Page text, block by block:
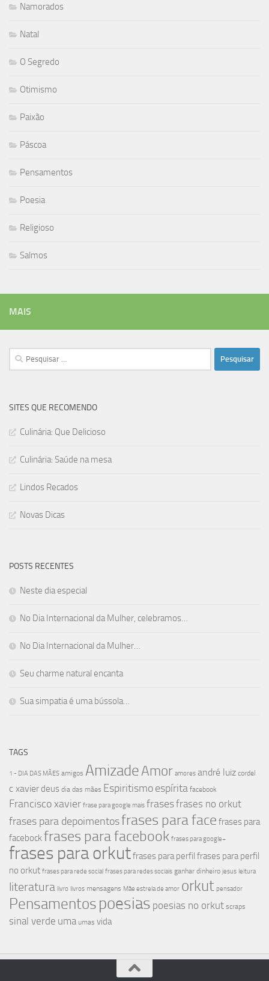
Namorados
Natal
O Segredo
Otimismo
Paixão
Páscoa
Pensamentos
Poesia
Religioso
Salmos
MAIS
Pesquisar
por:
SITES QUE RECOMENDO
Culinária: Que Delicioso
Culinária: Saúde na mesa
Lindos Recados
Novas Dicas
POSTS RECENTES
Neste dia especial
No Dia Internacional da Mulher, celebramos…
No Dia Internacional da Mulher…
Seu charme natural encanta
Sua simpatia é uma bússola…
TAGS
1 - DIA DAS MÃES amigos AmizadeAmor amores andré luiz cordel
c xavier deus dia das mães Espiritismoespírita facebook
Francisco xavier frase para google mais frasesfrases no orkut
frases para depoimentosfrases para face frases para
facebockfrases para facebook frases para google+
frases para orkutfrases para perfil frases para perfil
no orkut frases para rede social frases para redes sociais ganhar dinheiro jesus leitura
literatura livro livros mensagens Mãe estrela de amor orkut pensador
Pensamentospoesias poesias no orkut scraps
sinal verde uma umas vida